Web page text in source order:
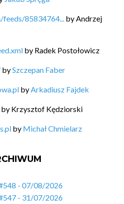
85834764... by Andrzej
by Radek Postołowicz
bySzczepan Faber
by Arkadiusz Fajdek
by Krzysztof Kędziorski
by Michał Chmielarz
- 07/08/2026
- 31/07/2026